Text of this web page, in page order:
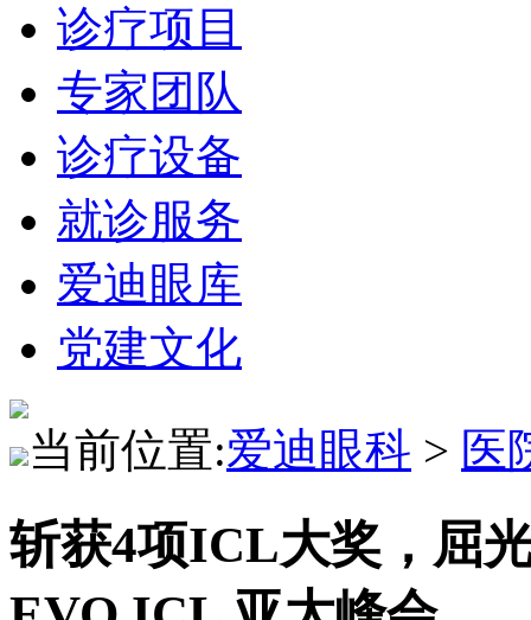
诊疗项目
专家团队
诊疗设备
就诊服务
爱迪眼库
党建文化
当前位置:爱迪眼科 > 医
斩获4项ICL大奖，屈